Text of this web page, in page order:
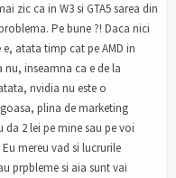
zic ca in W3 si GTA5 sarea din
Pe bune ?! Daca nici
atata timp cat pe AMD in
nu, inseamna ca e de la
nvidia nu este o
plina de marketing
2 lei pe mine sau pe voi
mereu vad si lucrurile
prpbleme si aia sunt vai